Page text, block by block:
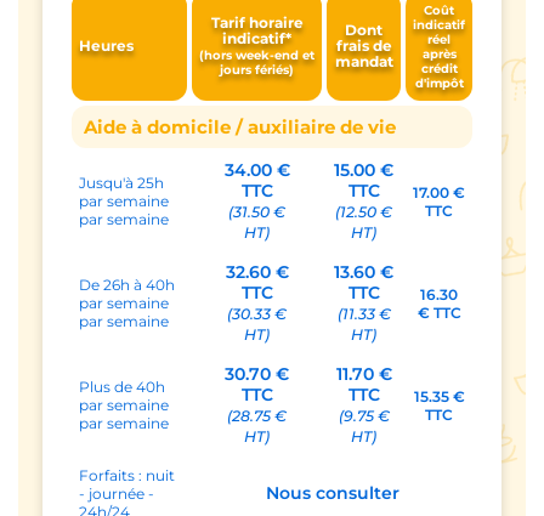
Heures
Tarif horaire
indicatif*
(hors week-end et
jours fériés)
Dont
frais de
mandat
Coût
indicatif
réel
après
crédit
d'impôt
Aide à domicile / auxiliaire de vie
Jusqu'à 25h
par semaine
par semaine
34.00 €
TTC
(31.50 €
HT)
15.00 €
TTC
(12.50 €
HT)
17.00 €
TTC
De 26h à 40h
par semaine
par semaine
32.60 €
TTC
(30.33 €
HT)
13.60 €
TTC
(11.33 €
HT)
16.30
€ TTC
Plus de 40h
par semaine
par semaine
30.70 €
TTC
(28.75 €
HT)
11.70 €
TTC
(9.75 €
HT)
15.35 €
TTC
Forfaits : nuit
- journée -
24h/24
Nous consulter